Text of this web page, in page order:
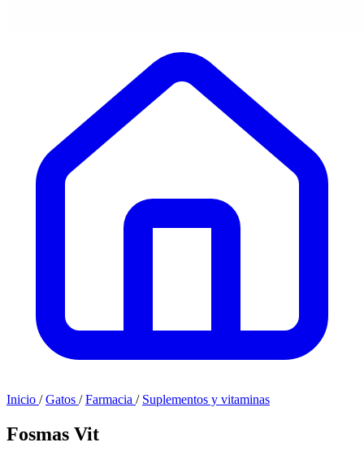
Inicio / Gatos / Farmacia / Suplementos y vitaminas
Fosmas Vit